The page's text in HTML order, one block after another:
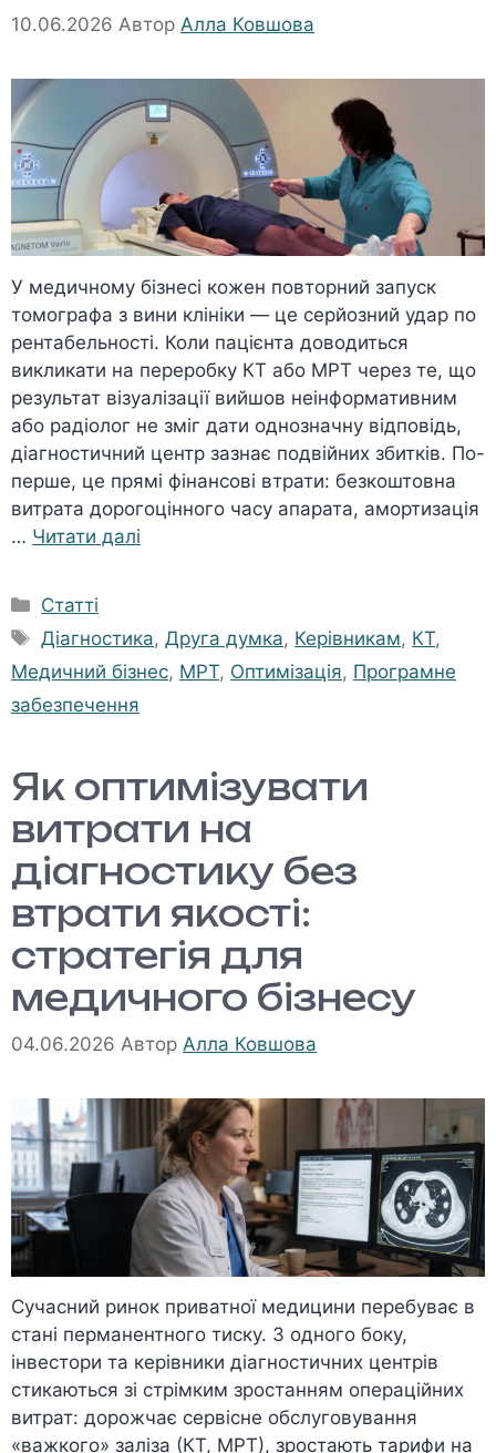
10.06.2026 Автор Алла Ковшова
У медичному бізнесі кожен повторний запуск
томографа з вини клініки — це серйозний удар по
рентабельності. Коли пацієнта доводиться
викликати на переробку КТ або МРТ через те, що
результат візуалізації вийшов неінформативним
або радіолог не зміг дати однозначну відповідь,
діагностичний центр зазнає подвійних збитків. По-
перше, це прямі фінансові втрати: безкоштовна
витрата дорогоцінного часу апарата, амортизація
… Читати далі
Категорії
Статті
Позначки
Діагностика,Друга думка, Керівникам, КТ,
Медичний бізнес, МРТ, Оптимізація, Програмне
забезпечення
Як оптимізувати
витрати на
діагностику без
втрати якості:
стратегія для
медичного бізнесу
04.06.2026 Автор Алла Ковшова
Сучасний ринок приватної медицини перебуває в
стані перманентного тиску. З одного боку,
інвестори та керівники діагностичних центрів
стикаються зі стрімким зростанням операційних
витрат: дорожчає сервісне обслуговування
«важкого» заліза (КТ, МРТ), зростають тарифи на